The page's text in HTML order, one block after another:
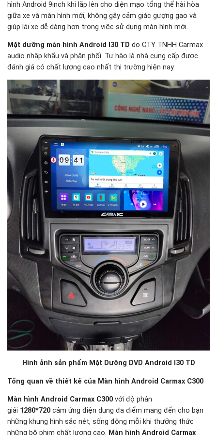
hình Android 9inch khi lắp lên cho diện mạo tổng thể hài hòa
giữa xe và màn hình mới, không gây cảm giác gượng gạo và
giúp lái xe dễ dàng hơn trong việc sử dụng màn hình mới.
Mặt dưỡng màn hình Android I30 TD do CTY TNHH Carmax
audio nhập khẩu và phân phối. Tự hào là nhà cung cấp được
đánh giá có chất lượng cao nhất thị trường hiện nay.
Hình ảnh sản phẩm Mặt Dưỡng DVD Android I30 TD
Tổng quan về thiết kế của Màn hình Android Carmax C300
Màn hình Android Carmax C300 với độ phân
giải 1280*720 cảm ứng điện dung đa điểm mang đến cho bạn
những khung hình sắc nét, sống động mỗi khi thưởng thức
những bộ phim chất lượng cao. Màn hình Android Carmax